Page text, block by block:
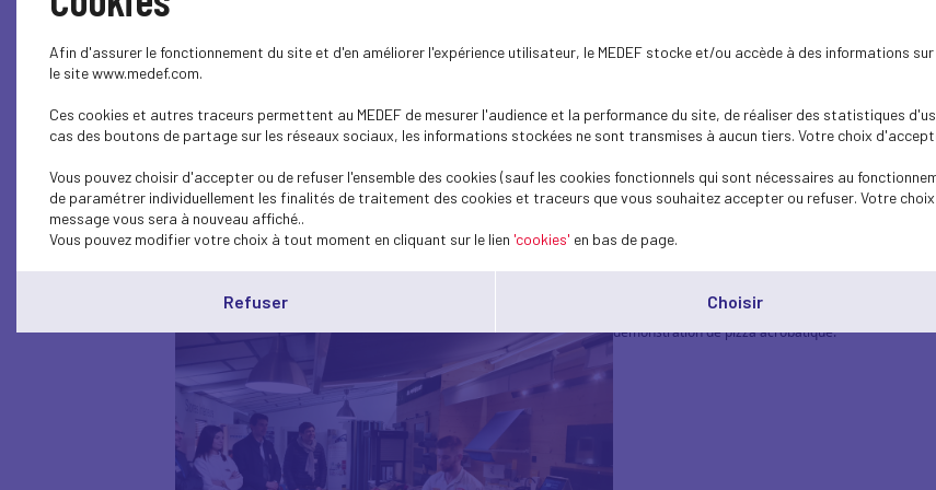
1 /2
30 janvier 2020 - Club
Ce jeudi avait lieu le Club Génération MEDEF. Il réunit les adhérents de moins de 40 ans.
Benjamin COSTA, Dirigeant de l'entreprise Dupuy Stores & Habitat nous a accueilli dans son entreprise et a parlé de son
d'entreprise et présenté son activité.
Quentin SAURET qui était présent nous a fait une belle
démonstration de pizza acrobatique.
Afin d'assurer le fonctionnement du site et d'en améliorer l'expérience utilisateur, le MEDEF stocke et/ou accède à des informations
le site www.medef.com.
Ces cookies et autres traceurs permettent au MEDEF de mesurer l'audience et la performance du site, de réaliser des statistiques
cas des boutons de partage sur les réseaux sociaux, les informations stockées ne sont transmises à aucun tiers. Votre choix
Vous pouvez choisir d'accepter ou de refuser l'ensemble des cookies (sauf les cookies fonctionnels qui sont nécessaires au
de paramétrer individuellement les finalités de traitement des cookies et traceurs que vous souhaitez accepter ou refuser. Votre
message vous sera à nouveau affiché..
Vous pouvez modifier votre choix à tout moment en cliquant sur le lien 'cookies' en bas de page.
Refuser Choisir